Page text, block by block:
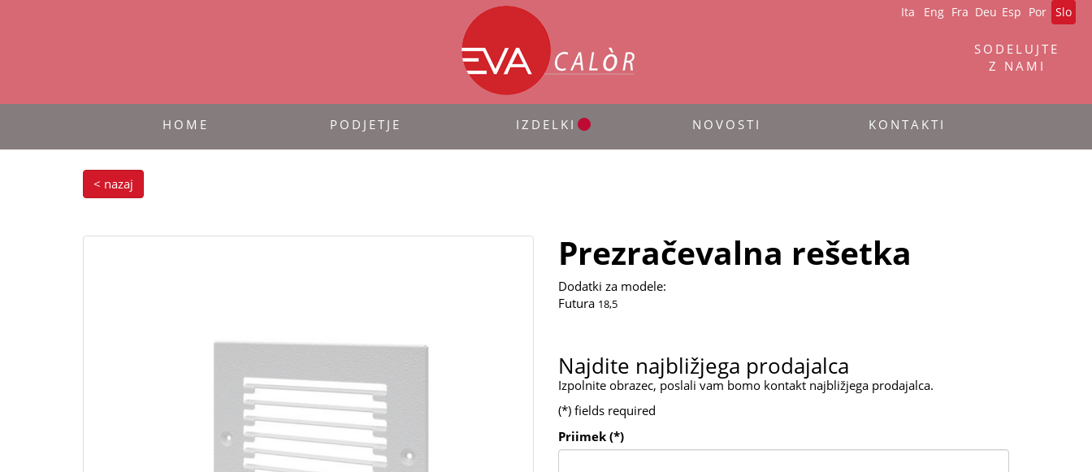
Ita Eng Fra Deu Esp Por Slo
SODELUJTE
Z NAMI
HOME PODJETJE IZDELKI NOVOSTI KONTAKTI
< nazaj
Prezračevalna rešetka
Dodatki za modele:
Futura 18,5
Najdite najbližjega prodajalca
Izpolnite obrazec, poslali vam bomo kontakt najbližjega prodajalca.
(*) fields required
Priimek (*)